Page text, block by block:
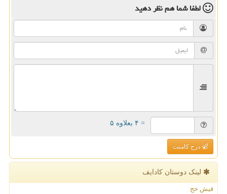
لطفا شما همنظر دهید
= ۴ بعلاوه ۵
درج کامنت
لینک دوستان كادایف
فیش حج